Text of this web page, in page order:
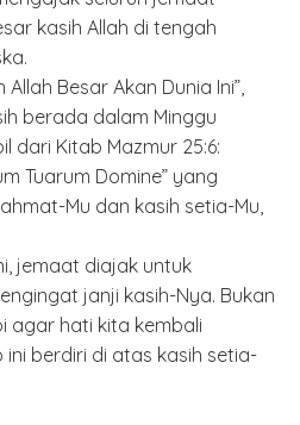
kasih Allah di tengah
Besar Akan Dunia Ini”,
berada dalam Minggu
dari Kitab Mazmur 25:6:
Tuarum Domine” yang
Mu dan kasih setia-Mu,
jemaat diajak untuk
janji kasih-Nya. Bukan
agar hati kita kembali
berdiri di atas kasih setia-